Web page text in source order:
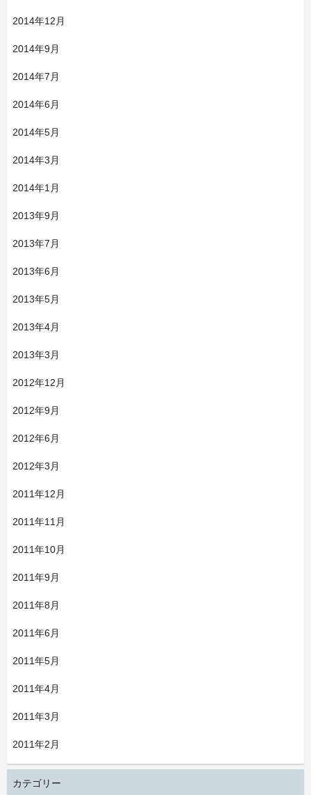
2014年12月
2014年9月
2014年7月
2014年6月
2014年5月
2014年3月
2014年1月
2013年9月
2013年7月
2013年6月
2013年5月
2013年4月
2013年3月
2012年12月
2012年9月
2012年6月
2012年3月
2011年12月
2011年11月
2011年10月
2011年9月
2011年8月
2011年6月
2011年5月
2011年4月
2011年3月
2011年2月
カテゴリー